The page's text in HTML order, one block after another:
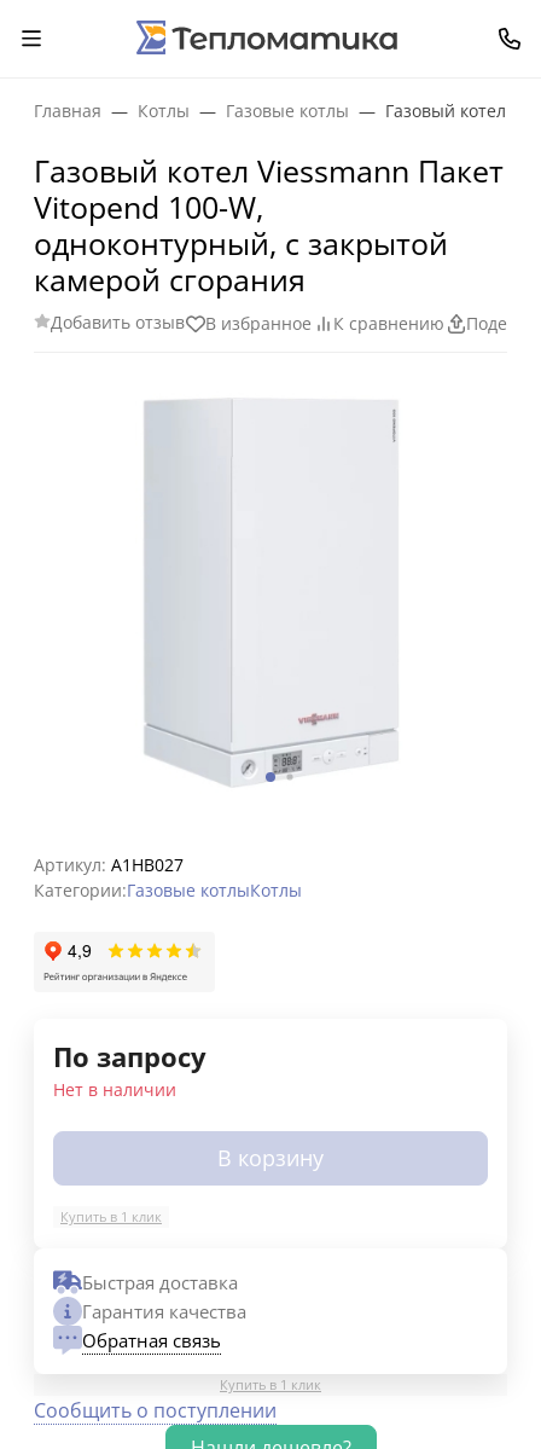
Главная Котлы Газовые котлы Газовый котел
Газовый котел Viessmann Пакет
Vitopend 100-W,
одноконтурный, с закрытой
камерой сгорания
Добавить отзыв В избранное К сравнению
Артикул: A1HB027
Категории:Газовые котлыКотлы
По запросу
Нет в наличии
В корзину
Купить в 1 клик
Быстрая доставка
Гарантия качества
Обратная связь
Купить в 1 клик
Сообщить о поступлении